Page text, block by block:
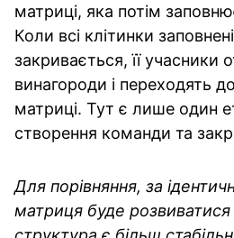
матриці, яка потім
Коли всі клітинки
закривається, її учасники
винагороди і переходять
матриці. Тут є лише один
створення команди та
Для порівняння, за
матриця буде розвиватися